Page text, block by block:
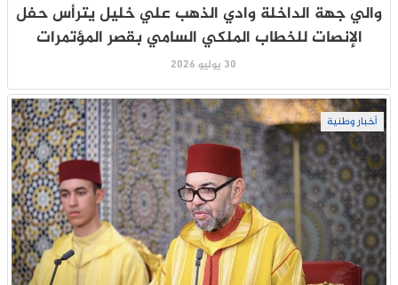
والي جهة الداخلة وادي الذهب علي خليل يترأس حفل
الإنصات للخطاب الملكي السامي بقصر المؤتمرات
30 يوليو 2026
أخبار وطنية